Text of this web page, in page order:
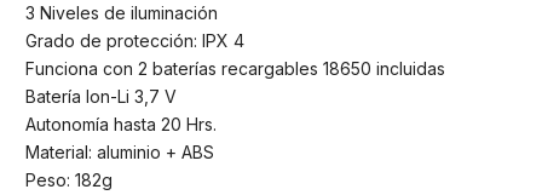
3 Niveles de iluminación
Grado de protección: IPX 4
Funciona con 2 baterías recargables 18650 incluidas
Batería Ion-Li 3,7 V
Autonomía hasta 20 Hrs.
Material: aluminio + ABS
Peso: 182g